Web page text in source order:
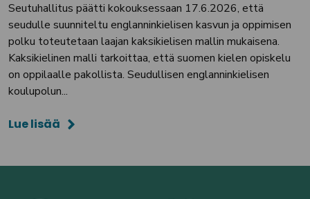
Seutuhallitus päätti kokouksessaan 17.6.2026, että
seudulle suunniteltu englanninkielisen kasvun ja oppimisen
polku toteutetaan laajan kaksikielisen mallin mukaisena.
Kaksikielinen malli tarkoittaa, että suomen kielen opiskelu
on oppilaalle pakollista. Seudullisen englanninkielisen
koulupolun...
Lue lisää